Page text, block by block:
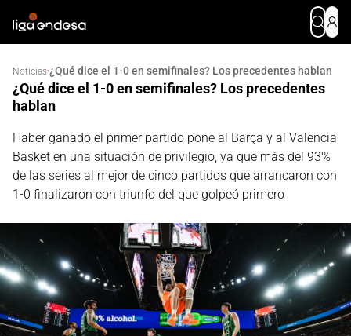
Noticias·¿Qué dice el 1-0 en semifinales? Los precedentes hablan
¿Qué dice el 1-0 en semifinales? Los precedentes
hablan
Haber ganado el primer partido pone al Barça y al Valencia
Basket en una situación de privilegio, ya que más del 93%
de las series al mejor de cinco partidos que arrancaron con
1-0 finalizaron con triunfo del que golpeó primero